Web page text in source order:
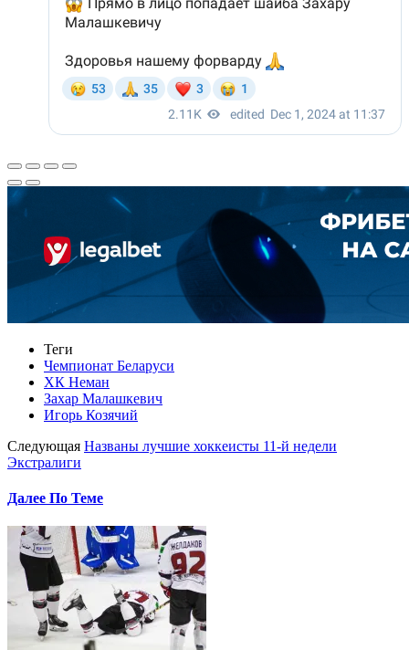
Теги
Чемпионат Беларуси
ХК Неман
Захар Малашкевич
Игорь Козячий
Следующая Названы лучшие хоккеисты 11-й недели
Экстралиги
Далее По Теме